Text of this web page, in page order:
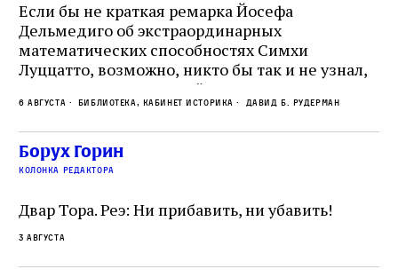
Если бы не краткая ремарка Йосефа
Дельмедиго об экстраординарных
математических способностях Симхи
Луццатто, возможно, никто бы так и не узнал,
что этот эрудированный и несколько
сварливый венецианский талмудист имел
какое‑то отношение к научной деятельности.
На протяжении почти шестидесяти лет,
вплоть до своей кончины, Луццатто был
6 августа Библиотека, кабинет историка Давид Б. Рудерман
Борух Горин
колонка редактора
Двар Тора. Реэ: Ни прибавить, ни убавить!
3 августа